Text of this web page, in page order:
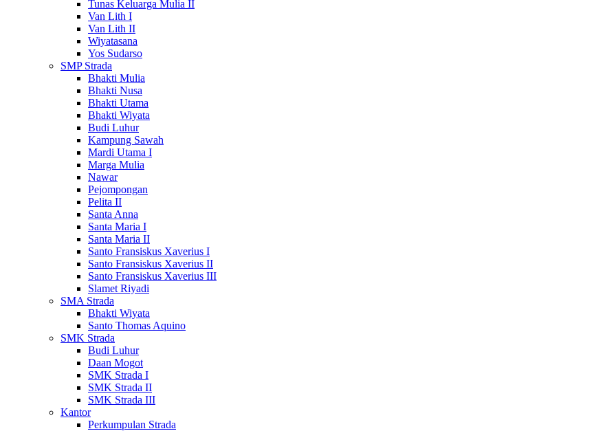
Tunas Keluarga Mulia II
Van Lith I
Van Lith II
Wiyatasana
Yos Sudarso
SMP Strada
Bhakti Mulia
Bhakti Nusa
Bhakti Utama
Bhakti Wiyata
Budi Luhur
Kampung Sawah
Mardi Utama I
Marga Mulia
Nawar
Pejompongan
Pelita II
Santa Anna
Santa Maria I
Santa Maria II
Santo Fransiskus Xaverius I
Santo Fransiskus Xaverius II
Santo Fransiskus Xaverius III
Slamet Riyadi
SMA Strada
Bhakti Wiyata
Santo Thomas Aquino
SMK Strada
Budi Luhur
Daan Mogot
SMK Strada I
SMK Strada II
SMK Strada III
Kantor
Perkumpulan Strada